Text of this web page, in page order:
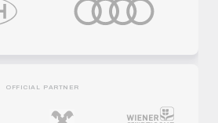
OFFICIAL PARTNER